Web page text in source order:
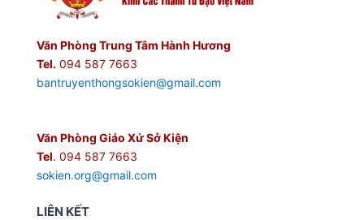
Văn Phòng Trung Tâm Hành Hương
Tel. 094 587 7663
bantruyenthongsokien@gmail.com
Văn Phòng Giáo Xứ Sở Kiện
Tel. 094 587 7663
sokien.org@gmail.com
LIÊN KẾT